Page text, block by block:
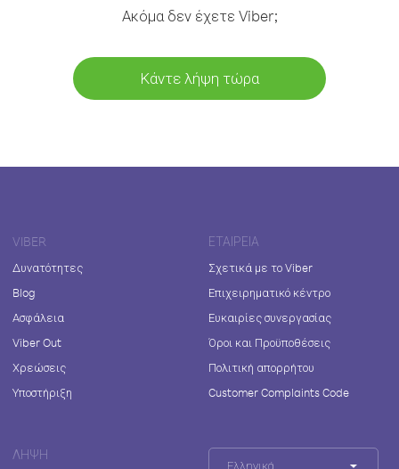
Ακόμα δεν έχετε Viber;
Κάντε λήψη τώρα
VIBER
Δυνατότητες
Blog
Ασφάλεια
Viber Out
Χρεώσεις
Υποστήριξη
ΕΤΑΙΡΕΊΑ
Σχετικά με το Viber
Επιχειρηματικό κέντρο
Ευκαιρίες συνεργασίας
Όροι και Προϋποθέσεις
Πολιτική απορρήτου
Customer Complaints Code
ΛΉΨΗ
Ελληνικά